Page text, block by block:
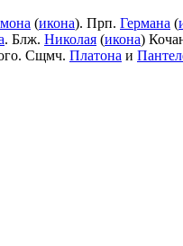
(икона). Прп. Германа (
. Блж. Николая (икона)
Сщмч. Платона и